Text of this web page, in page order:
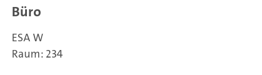
Büro
ESA W
Raum: 234